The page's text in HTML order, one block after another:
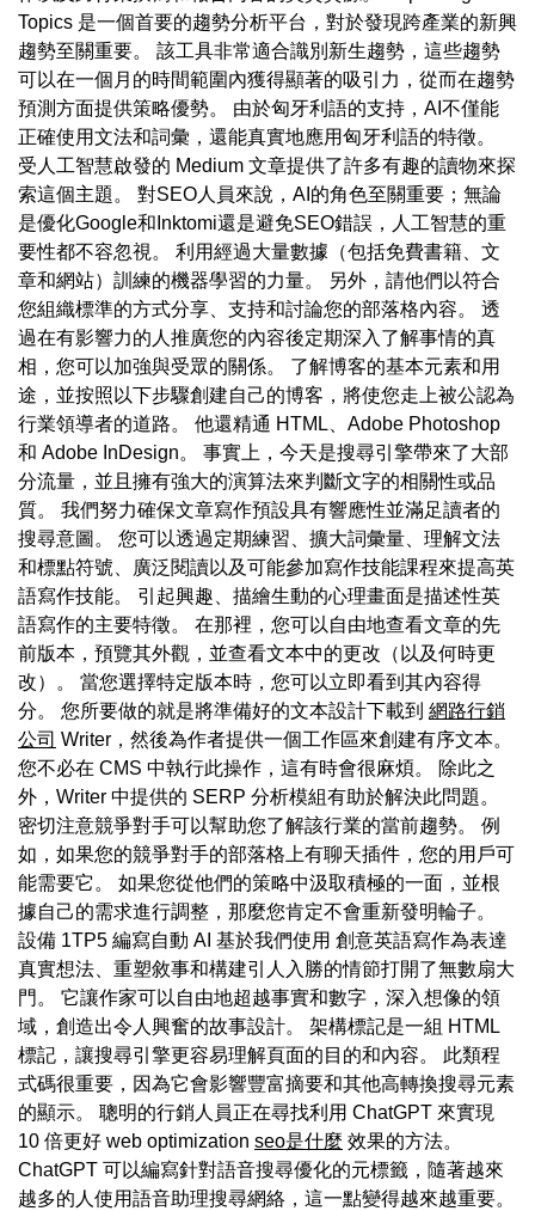
Topics 是一個首要的趨勢分析平台，對於發現跨產業的新興
趨勢至關重要。 該工具非常適合識別新生趨勢，這些趨勢
可以在一個月的時間範圍內獲得顯著的吸引力，從而在趨勢
預測方面提供策略優勢。 由於匈牙利語的支持，AI不僅能
正確使用文法和詞彙，還能真實地應用匈牙利語的特徵。
受人工智慧啟發的 Medium 文章提供了許多有趣的讀物來探
索這個主題。 對SEO人員來說，AI的角色至關重要；無論
是優化Google和Inktomi還是避免SEO錯誤，人工智慧的重
要性都不容忽視。 利用經過大量數據（包括免費書籍、文
章和網站）訓練的機器學習的力量。 另外，請他們以符合
您組織標準的方式分享、支持和討論您的部落格內容。 透
過在有影響力的人推廣您的內容後定期深入了解事情的真
相，您可以加強與受眾的關係。 了解博客的基本元素和用
途，並按照以下步驟創建自己的博客，將使您走上被公認為
行業領導者的道路。 他還精通 HTML、Adobe Photoshop
和 Adobe InDesign。 事實上，今天是搜尋引擎帶來了大部
分流量，並且擁有強大的演算法來判斷文字的相關性或品
質。 我們努力確保文章寫作預設具有響應性並滿足讀者的
搜尋意圖。 您可以透過定期練習、擴大詞彙量、理解文法
和標點符號、廣泛閱讀以及可能參加寫作技能課程來提高英
語寫作技能。 引起興趣、描繪生動的心理畫面是描述性英
語寫作的主要特徵。 在那裡，您可以自由地查看文章的先
前版本，預覽其外觀，並查看文本中的更改（以及何時更
改）。 當您選擇特定版本時，您可以立即看到其內容得
分。 您所要做的就是將準備好的文本設計下載到 網路行銷
公司 Writer，然後為作者提供一個工作區來創建有序文本。
您不必在 CMS 中執行此操作，這有時會很麻煩。 除此之
外，Writer 中提供的 SERP 分析模組有助於解決此問題。
密切注意競爭對手可以幫助您了解該行業的當前趨勢。 例
如，如果您的競爭對手的部落格上有聊天插件，您的用戶可
能需要它。 如果您從他們的策略中汲取積極的一面，並根
據自己的需求進行調整，那麼您肯定不會重新發明輪子。
設備 1TP5 編寫自動 AI 基於我們使用 創意英語寫作為表達
真實想法、重塑敘事和構建引人入勝的情節打開了無數扇大
門。 它讓作家可以自由地超越事實和數字，深入想像的領
域，創造出令人興奮的故事設計。 架構標記是一組 HTML
標記，讓搜尋引擎更容易理解頁面的目的和內容。 此類程
式碼很重要，因為它會影響豐富摘要和其他高轉換搜尋元素
的顯示。 聰明的行銷人員正在尋找利用 ChatGPT 來實現
10 倍更好 web optimization seo是什麼 效果的方法。
ChatGPT 可以編寫針對語音搜尋優化的元標籤，隨著越來
越多的人使用語音助理搜尋網絡，這一點變得越來越重要。